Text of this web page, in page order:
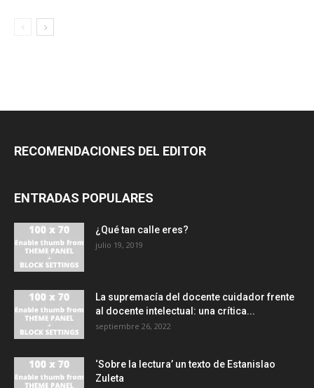
RECOMENDACIONES DEL EDITOR
ENTRADAS POPULARES
¿Qué tan calle eres?
julio 19, 2019
La supremacía del docente cuidador frente
al docente intelectual: una crítica...
septiembre 26, 2022
‘Sobre la lectura’ un texto de Estanislao
Zuleta